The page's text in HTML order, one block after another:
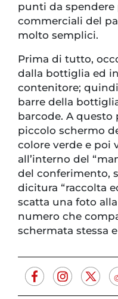
punti da spendere
commerciali del
molto semplici.
Prima di tutto,
dalla bottiglia ed
contenitore;
barre della
barcode. A
piccolo schermo
colore verde e poi
all’interno del
del conferimento,
dicitura “raccolta
scatta una foto
numero che
schermata stessa